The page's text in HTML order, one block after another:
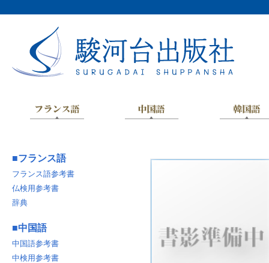
■フランス語
フランス語参考書
仏検用参考書
辞典
■中国語
中国語参考書
中検用参考書